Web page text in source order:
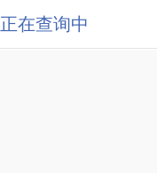
正在查询中